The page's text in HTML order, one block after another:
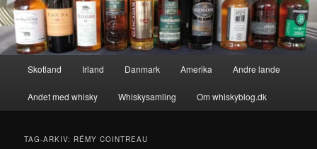
Skotland Irland Danmark Amerika Andre lande
Andet med whisky Whiskysamling Om whiskyblog.dk
TAG-ARKIV: RÉMY COINTREAU